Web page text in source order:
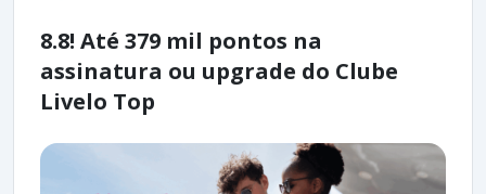
8.8! Até 379 mil pontos na
assinatura ou upgrade do Clube
Livelo Top